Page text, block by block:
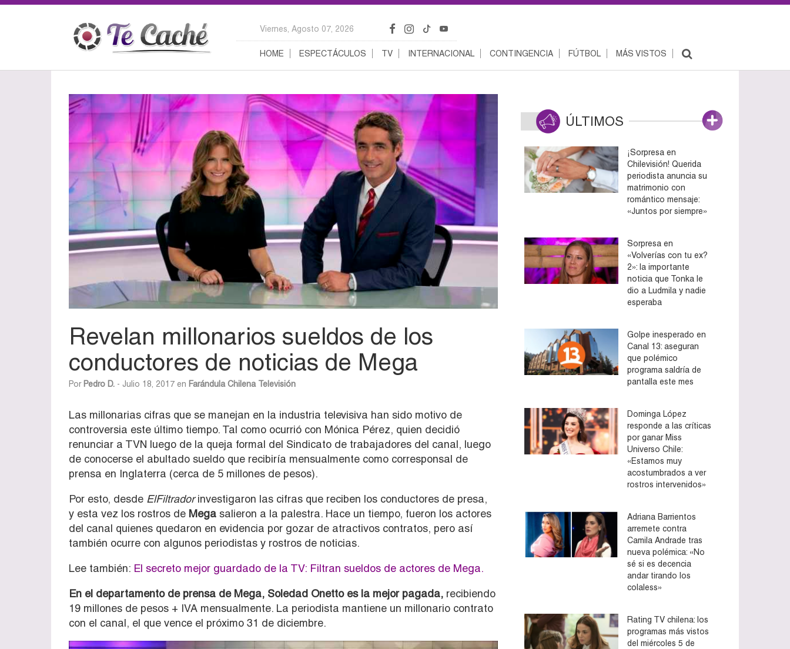
Viernes, Agosto 07, 2026
HOME ESPECTÁCULOS TV INTERNACIONAL CONTINGENCIA FÚTBOL MÁS VISTOS
Revelan millonarios sueldos de los
conductores de noticias de Mega
Por Pedro D. - Julio 18, 2017 en Farándula Chilena Televisión
Las millonarias cifras que se manejan en la industria televisiva han sido motivo de
controversia este último tiempo. Tal como ocurrió con Mónica Pérez, quien decidió
renunciar a TVN luego de la queja formal del Sindicato de trabajadores del canal, luego
de conocerse el abultado sueldo que recibiría mensualmente como corresponsal de
prensa en Inglaterra (cerca de 5 millones de pesos).
Por esto, desde ElFiltradorinvestigaron las cifras que reciben los conductores de presa,
y esta vez los rostros de Mega salieron a la palestra. Hace un tiempo, fueron los actores
del canal quienes quedaron en evidencia por gozar de atractivos contratos, pero así
también ocurre con algunos periodistas y rostros de noticias.
Lee también: El secreto mejor guardado de la TV: Filtran sueldos de actores de Mega.
En el departamento de prensa de Mega, Soledad Onetto es la mejor pagada, recibiendo
19 millones de pesos + IVA mensualmente. La periodista mantiene un millonario contrato
con el canal, el que vence el próximo 31 de diciembre.
ÚLTIMOS
¡Sorpresa en
Chilevisión! Querida
periodista anuncia su
matrimonio con
romántico mensaje:
«Juntos por siempre»
Sorpresa en
«Volverías con tu ex?
2»: la importante
noticia que Tonka le
dio a Ludmila y nadie
esperaba
Golpe inesperado en
Canal 13: aseguran
que polémico
programa saldría de
pantalla este mes
Dominga López
responde a las críticas
por ganar Miss
Universo Chile:
«Estamos muy
acostumbrados a ver
rostros intervenidos»
Adriana Barrientos
arremete contra
Camila Andrade tras
nueva polémica: «No
sé si es decencia
andar tirando los
colaless»
Rating TV chilena: los
programas más vistos
del miércoles 5 de